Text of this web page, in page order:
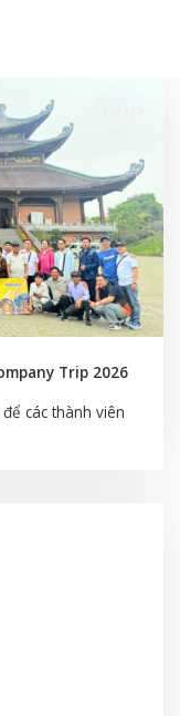
Trip 2026
các thành viên